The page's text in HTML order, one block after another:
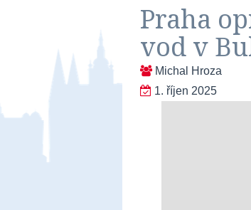
Praha
vod v
Michal Hroza
1. říjen 2025